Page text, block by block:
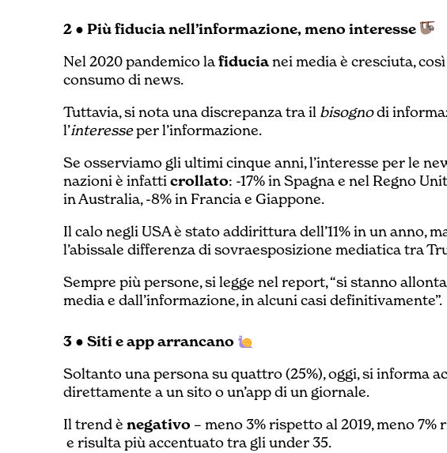
2 ● Più fiducia nell’informazione, meno interesse
Nel 2020 pandemico lafiducianei media è cresciuta,
consumo di news.
Tuttavia, si nota una discrepanza tra il bisognodi
l’interesseper l’informazione.
Se osserviamo gli ultimi cinque anni, l’interesse per le
nazioni è infatticrollato: -17% in Spagna e nel Regno
in Australia, -8% in Francia e Giappone.
Il calo negli USA è stato addirittura dell’11% in un anno,
l’abissale differenza di sovraesposizione mediatica tra
Sempre più persone, si legge nel report, “si stanno
media e dall’informazione, in alcuni casi definitivamente”.
3 ● Siti e app arrancano
Soltanto una persona su quattro (25%), oggi, si informa
direttamente a un sito o un’app di un giornale.
Il trend è negativo – meno 3% rispetto al 2019, meno 7%
e risulta più accentuato tra gli under 35.